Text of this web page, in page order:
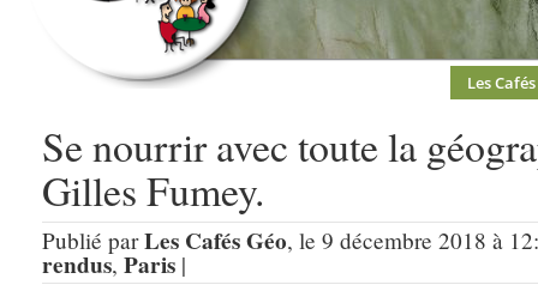
Les Cafés
Se nourrir avec toute la
Gilles Fumey.
Publié parLes Cafés Géo, le 9 décembre 2018 à
rendus, Paris |